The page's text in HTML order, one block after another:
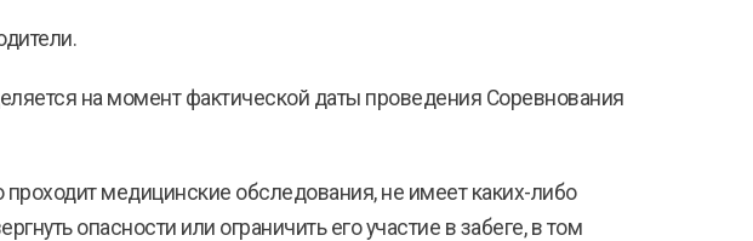
на момент фактической даты проведения Соревнования
проходит медицинские обследования, не имеет каких-либо
опасности или ограничить его участие в забеге, в том